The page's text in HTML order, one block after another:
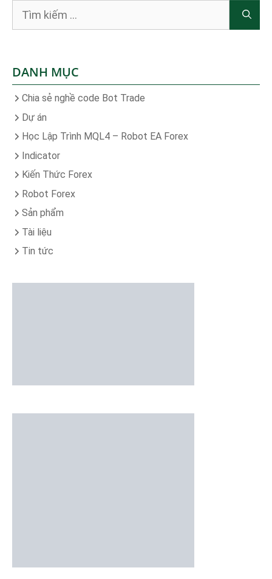
DANH MỤC
Chia sẻ nghề code Bot Trade
Dự án
Học Lập Trình MQL4 – Robot EA Forex
Indicator
Kiến Thức Forex
Robot Forex
Sản phẩm
Tài liệu
Tin tức